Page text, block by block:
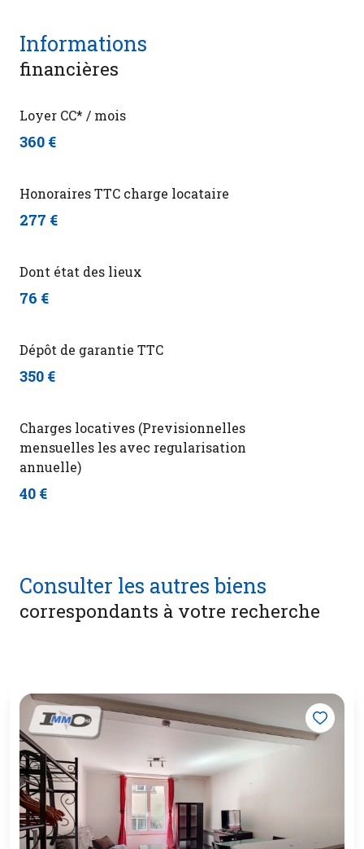
Informations
financières
Loyer CC* / mois
360 €
Honoraires TTC charge locataire
277 €
Dont état des lieux
76 €
Dépôt de garantie TTC
350 €
Charges locatives (Previsionnelles
mensuelles les avec regularisation
annuelle)
40 €
Consulter les autres biens
correspondants à votre recherche